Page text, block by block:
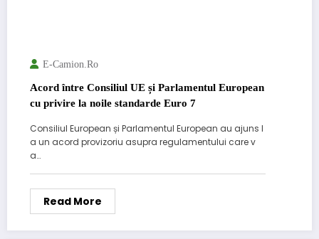
E-Camion.ro
Acord între Consiliul UE și Parlamentul European
cu privire la noile standarde Euro 7
Consiliul European și Parlamentul European au ajuns l
a un acord provizoriu asupra regulamentului care v
a…
Read More